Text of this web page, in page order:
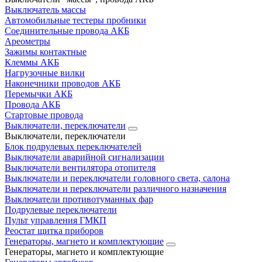
Выключатель массы
Автомобильные тестеры пробники
Соединительные провода АКБ
Ареометры
Зажимы контактные
Клеммы АКБ
Нагрузочные вилки
Наконечники проводов АКБ
Перемычки АКБ
Провода АКБ
Стартовые провода
Выключатели, переключатели
Выключатели, переключатели
Блок подрулевых переключателей
Выключатели аварийной сигнализации
Выключатели вентилятора отопителя
Выключатели и переключатели головного света, салона
Выключатели и переключатели различного назначения
Выключатели противотуманных фар
Подрулевые переключатели
Пульт управления ГМКП
Реостат щитка приборов
Генераторы, магнето и комплектующие
Генераторы, магнето и комплектующие